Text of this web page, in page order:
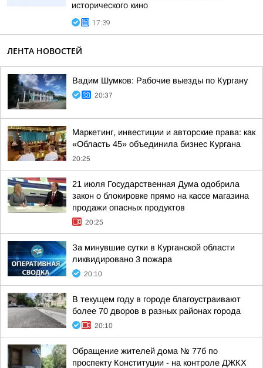
исторического кино
17:39
ЛЕНТА НОВОСТЕЙ
Вадим Шумков: Рабочие выезды по Кургану
20:37
Маркетинг, инвестиции и авторские права: как
«Область 45» объединила бизнес Кургана
20:25
21 июля Государственная Дума одобрила
закон о блокировке прямо на кассе магазина
продажи опасных продуктов
20:25
За минувшие сутки в Курганской области
ликвидировано 3 пожара
20:10
В текущем году в городе благоустраивают
более 70 дворов в разных районах города
20:10
Обращение жителей дома № 77б по
проспекту Конституции - на контроле ДЖКХ